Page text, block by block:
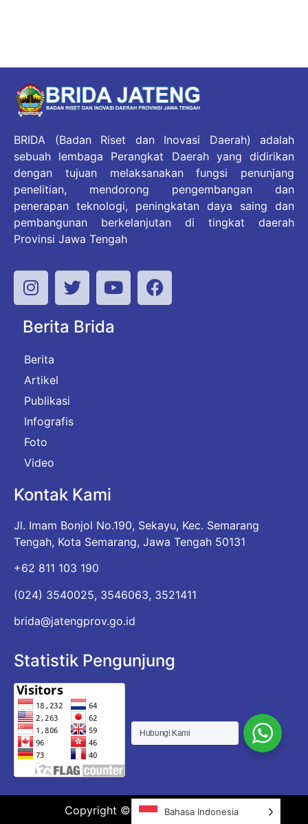
BRIDA (Badan Riset dan Inovasi Daerah) adalah
sebuah lembaga Perangkat Daerah yang didirikan
dengan tujuan melaksanakan fungsi penunjang
penelitian, mendorong pengembangan dan
penerapan teknologi, peningkatan daya saing dan
pembangunan berkelanjutan di tingkat daerah
Provinsi Jawa Tengah
Berita Brida
Berita
Artikel
Publikasi
Infografis
Foto
Video
Kontak Kami
Jl. Imam Bonjol No.190, Sekayu, Kec. Semarang
Tengah, Kota Semarang, Jawa Tengah 50131
+62 811 103 190
(024) 3540025, 3546063, 3521411
brida@jatengprov.go.id
Statistik Pengunjung
Copyright © 2026 BRIDA JATENG
Hubungi Kami
Bahasa Indonesia